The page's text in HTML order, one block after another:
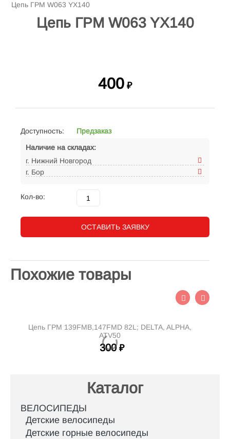
Цепь ГРМ W063 YX140
Цепь ГРМ W063 YX140
400 ₽
Доступность:
Предзаказ
Наличие на складах:
г. Нижний Новгород
г. Бор
Кол-во:
ОСТАВИТЬ ЗАЯВКУ
Похожие товары
Цепь ГРМ 139FMB,147FMD 82L; DELTA, ALPHA,
ATV50
300 ₽
Каталог
ВЕЛОСИПЕДЫ
Детские велосипеды
Детские горные велосипеды